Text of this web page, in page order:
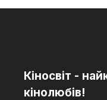
Кіносвіт -
кінолюбів!